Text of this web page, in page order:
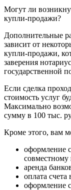
Могут ли
купли-продажи?
Дополнительные
зависит от
купли-продажи,
заверения
государственной
Если сделка
стоимость услуг
Максимально
сумму в 100 тыс.
Кроме этого, вам
оформление
аренда
оплата
оформление